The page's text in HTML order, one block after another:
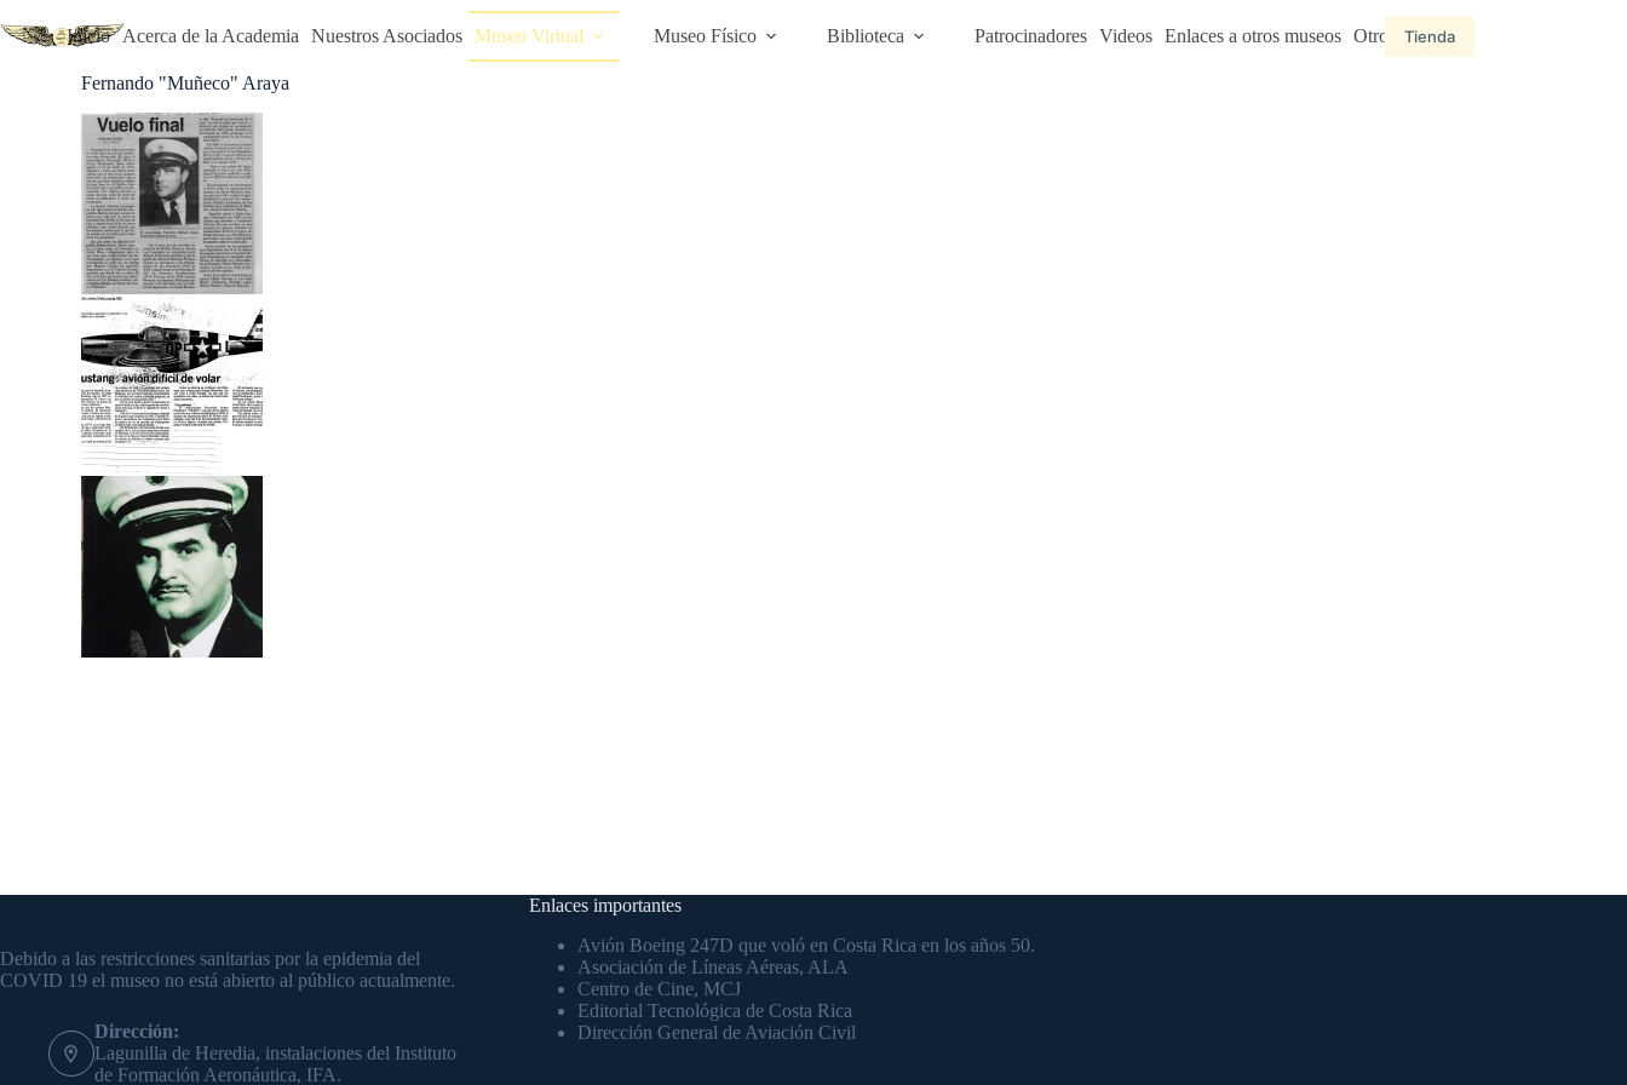
al
contenido
Inicio Acerca de la Academia Nuestros Asociados Museo Virtual Museo Físico Biblioteca Patrocinadores Videos Enlaces a otros museos Otros enlaces
Tienda
Fernando "Muñeco" Araya
Debido a las restricciones sanitarias por la epidemia del
COVID 19 el museo no está abierto al público actualmente.
Dirección:
Lagunilla de Heredia, instalaciones del Instituto
de Formación Aeronáutica, IFA.
Enlaces importantes
Avión Boeing 247D que voló en Costa Rica en los años 50.
Asociación de Líneas Aéreas, ALA
Centro de Cine, MCJ
Editorial Tecnológica de Costa Rica
Dirección General de Aviación Civil